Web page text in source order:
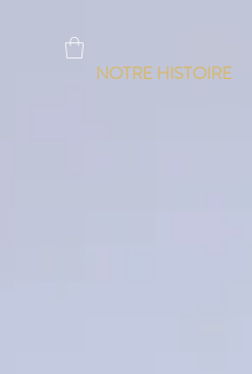
NOTRE HISTOIRE